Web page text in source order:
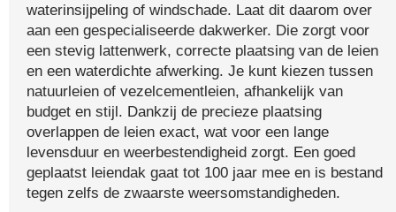
waterinsijpeling of windschade. Laat dit daarom over
aan een gespecialiseerde dakwerker. Die zorgt voor
een stevig lattenwerk, correcte plaatsing van de leien
en een waterdichte afwerking. Je kunt kiezen tussen
natuurleien of vezelcementleien, afhankelijk van
budget en stijl. Dankzij de precieze plaatsing
overlappen de leien exact, wat voor een lange
levensduur en weerbestendigheid zorgt. Een goed
geplaatst leiendak gaat tot 100 jaar mee en is bestand
tegen zelfs de zwaarste weersomstandigheden.